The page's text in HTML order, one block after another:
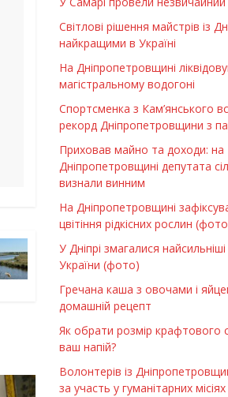
Світлові рішення майстрів із
найкращими в Україні
На Дніпропетровщині
магістральному водогоні
Спортсменка з Кам’янського
рекорд Дніпропетровщини з
Приховав майно та доходи: на
Дніпропетровщині депутата
визнали винним
На Дніпропетровщині
цвітіння рідкісних рослин
У Дніпрі змагалися
України (фото)
Гречана каша з овочами і
домашній рецепт
Як обрати розмір крафтового
ваш напій?
Волонтерів із
за участь у гуманітарних місіях